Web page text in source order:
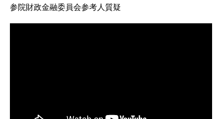
参院財政金融委員会参考人質疑